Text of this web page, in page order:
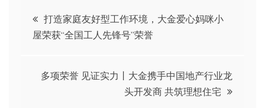
文
章
打造家庭友好型工作环境，大金爱心妈咪小
屋荣获“全国工人先锋号”荣誉
多项荣誉 见证实力丨大金携手中国地产行业龙
头开发商 共筑理想住宅